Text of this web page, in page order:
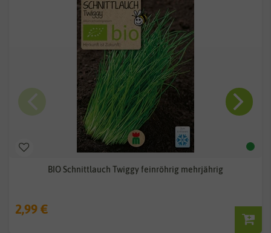
BIO Schnittlauch Twiggy feinröhrig mehrjährig
2,99 €